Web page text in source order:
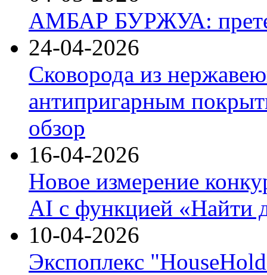
АМБАР БУРЖУА:
24-04-2026
Сковорода из
антипригарным
обзор
16-04-2026
Новое измерение
AI с функцией «Найти
10-04-2026
Экспоплекс